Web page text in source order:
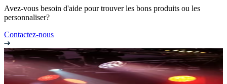
Avez-vous besoin d'aide pour trouver les bons produits ou les
personnaliser?
Contactez-nous